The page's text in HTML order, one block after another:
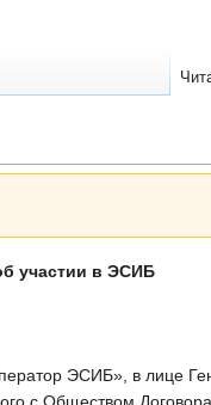
участии в ЭСИБ
ЭСИБ», в лице
с Обществом